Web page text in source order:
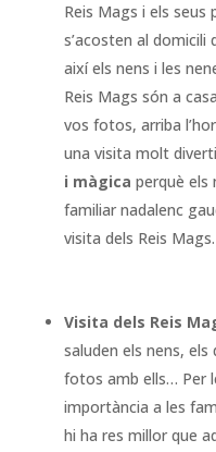
Reis Mags i els
s’acosten al
així els nens i les
Reis Mags són a
vos fotos, arriba
una visita molt
i màgica perquè els
familiar nadalenc
visita dels Reis Mags.
Visita dels Reis
saluden els nens,
fotos amb ells… Per
importància a les
hi ha res millor que